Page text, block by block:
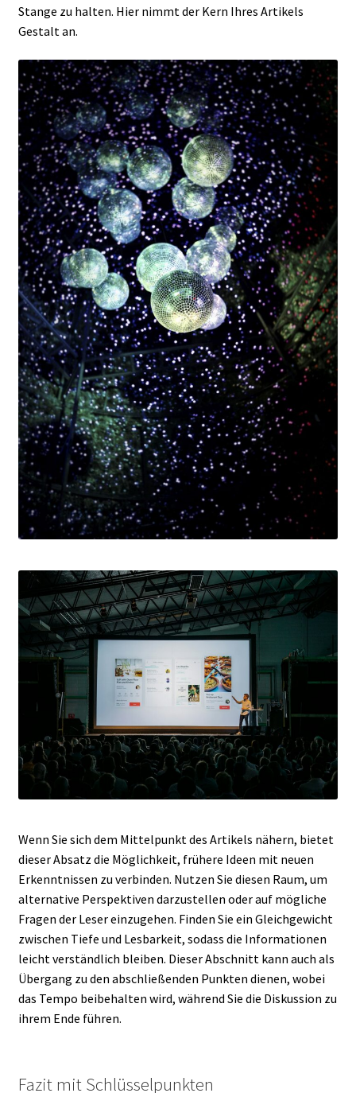
Stange zu halten. Hier nimmt der Kern Ihres Artikels
Gestalt an.
Wenn Sie sich dem Mittelpunkt des Artikels nähern, bietet
dieser Absatz die Möglichkeit, frühere Ideen mit neuen
Erkenntnissen zu verbinden. Nutzen Sie diesen Raum, um
alternative Perspektiven darzustellen oder auf mögliche
Fragen der Leser einzugehen. Finden Sie ein Gleichgewicht
zwischen Tiefe und Lesbarkeit, sodass die Informationen
leicht verständlich bleiben. Dieser Abschnitt kann auch als
Übergang zu den abschließenden Punkten dienen, wobei
das Tempo beibehalten wird, während Sie die Diskussion zu
ihrem Ende führen.
Fazit mit Schlüsselpunkten